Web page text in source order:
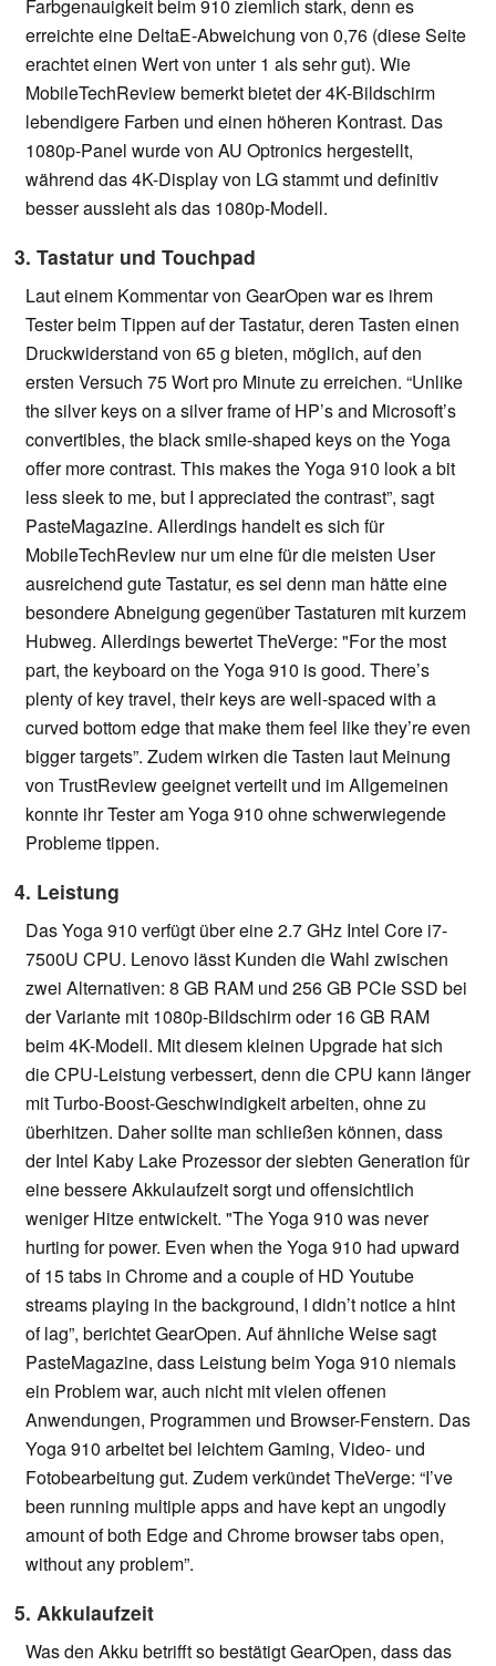
Farbgenauigkeit beim 910 ziemlich stark, denn es
erreichte eine DeltaE-Abweichung von 0,76 (diese Seite
erachtet einen Wert von unter 1 als sehr gut). Wie
MobileTechReview bemerkt bietet der 4K-Bildschirm
lebendigere Farben und einen höheren Kontrast. Das
1080p-Panel wurde von AU Optronics hergestellt,
während das 4K-Display von LG stammt und definitiv
besser aussieht als das 1080p-Modell.
3. Tastatur und Touchpad
Laut einem Kommentar von GearOpen war es ihrem
Tester beim Tippen auf der Tastatur, deren Tasten einen
Druckwiderstand von 65 g bieten, möglich, auf den
ersten Versuch 75 Wort pro Minute zu erreichen. “Unlike
the silver keys on a silver frame of HP’s and Microsoft’s
convertibles, the black smile-shaped keys on the Yoga
offer more contrast. This makes the Yoga 910 look a bit
less sleek to me, but I appreciated the contrast”, sagt
PasteMagazine. Allerdings handelt es sich für
MobileTechReview nur um eine für die meisten User
ausreichend gute Tastatur, es sei denn man hätte eine
besondere Abneigung gegenüber Tastaturen mit kurzem
Hubweg. Allerdings bewertet TheVerge: "For the most
part, the keyboard on the Yoga 910 is good. There’s
plenty of key travel, their keys are well-spaced with a
curved bottom edge that make them feel like they’re even
bigger targets”. Zudem wirken die Tasten laut Meinung
von TrustReview geeignet verteilt und im Allgemeinen
konnte ihr Tester am Yoga 910 ohne schwerwiegende
Probleme tippen.
4. Leistung
Das Yoga 910 verfügt über eine 2.7 GHz Intel Core i7-
7500U CPU. Lenovo lässt Kunden die Wahl zwischen
zwei Alternativen: 8 GB RAM und 256 GB PCIe SSD bei
der Variante mit 1080p-Bildschirm oder 16 GB RAM
beim 4K-Modell. Mit diesem kleinen Upgrade hat sich
die CPU-Leistung verbessert, denn die CPU kann länger
mit Turbo-Boost-Geschwindigkeit arbeiten, ohne zu
überhitzen. Daher sollte man schließen können, dass
der Intel Kaby Lake Prozessor der siebten Generation für
eine bessere Akkulaufzeit sorgt und offensichtlich
weniger Hitze entwickelt. "The Yoga 910 was never
hurting for power. Even when the Yoga 910 had upward
of 15 tabs in Chrome and a couple of HD Youtube
streams playing in the background, I didn’t notice a hint
of lag”, berichtet GearOpen. Auf ähnliche Weise sagt
PasteMagazine, dass Leistung beim Yoga 910 niemals
ein Problem war, auch nicht mit vielen offenen
Anwendungen, Programmen und Browser-Fenstern. Das
Yoga 910 arbeitet bei leichtem Gaming, Video- und
Fotobearbeitung gut. Zudem verkündet TheVerge: “I’ve
been running multiple apps and have kept an ungodly
amount of both Edge and Chrome browser tabs open,
without any problem”.
5. Akkulaufzeit
Was den Akku betrifft so bestätigt GearOpen, dass das